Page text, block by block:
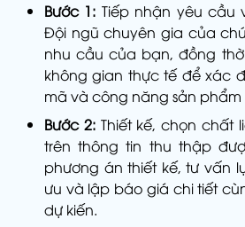
Bước 1: Tiếp nhận yêu cầu
Đội ngũ chuyên gia của
nhu cầu của bạn, đồng
không gian thực tế để xác
mã và công năng sản
Bước 2: Thiết kế, chọn chất
trên thông tin thu thập
phương án thiết kế, tư vấn
ưu và lập báo giá chi tiết
dự kiến.